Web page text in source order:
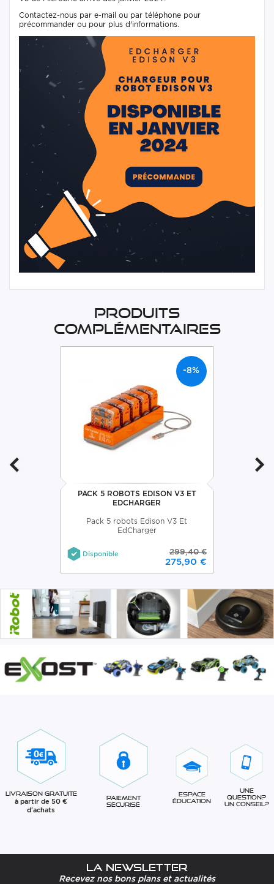
Contactez-nous par e-mail ou par téléphone pour
précommander ou pour plus d'informations.
Produits
complémentaires
-8%
PACK 5 ROBOTS EDISON V3 ET
EDCHARGER
Pack 5 robots Edison V3 Et
EdCharger
Disponible 299,40 €
275,90 €
Livraison gratuite
à partir de 50 €
d'achats
Paiement
sécurisé
Espace
éducation
Une
question?
Un conseil?
La newsletter
Recevez nos bons plans et actualités